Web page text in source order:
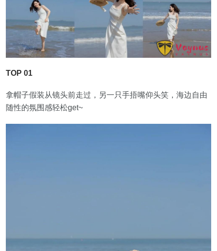
TOP 01
拿帽子假装从镜头前走过，另一只手捂嘴仰头笑，海边自由
随性的氛围感轻松get~